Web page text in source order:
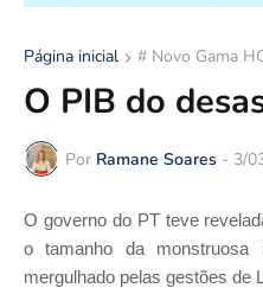
Página inicial # Novo Gama
O PIB do
Por Ramane Soares - 3/
O governo do PT teve
o tamanho da
mergulhado pelas gestões de